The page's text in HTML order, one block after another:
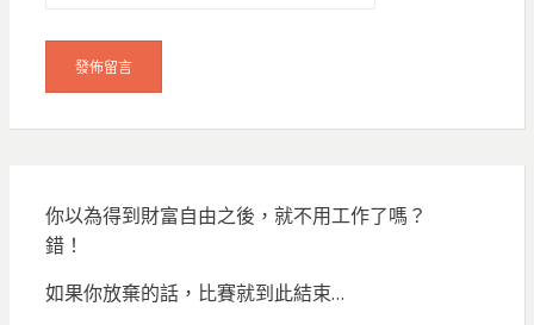
你以為得到財富自由之後，就不用工作了嗎？
錯！
如果你放棄的話，比賽就到此結束…